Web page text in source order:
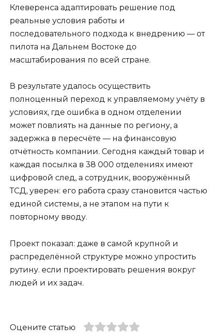
Клеверенса адаптировать решение под
реальные условия работы и
последовательного подхода к внедрению — от
пилота на Дальнем Востоке до
масштабирования по всей стране.
В результате удалось осуществить
полноценный переход к управляемому учёту в
условиях, где ошибка в одном отделении
может повлиять на данные по региону, а
задержка в пересчёте — на финансовую
отчётность компании. Сегодня каждый товар и
каждая посылка в 38 000 отделениях имеют
цифровой след, а сотрудник, вооружённый
ТСД, уверен: его работа сразу становится частью
единой системы, а не этапом на пути к
повторному вводу.
Проект показал: даже в самой крупной и
распределённой структуре можно упростить
рутину. если проектировать решения вокруг
людей и их задач.
Оцените статью